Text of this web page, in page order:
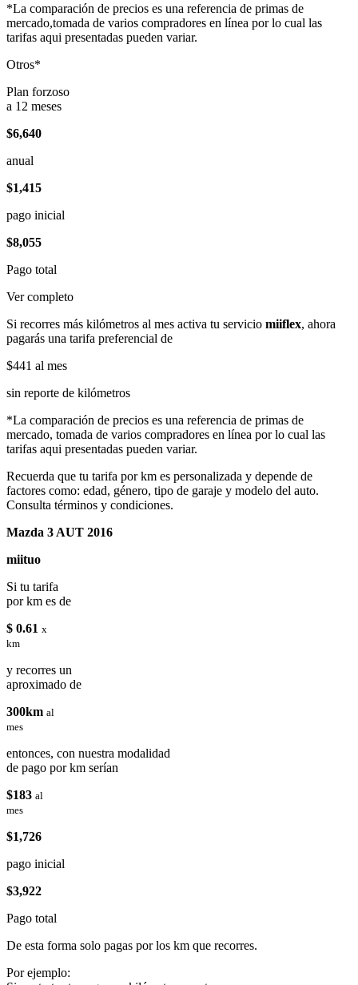
*La comparación de precios es una referencia de primas de
mercado,tomada de varios compradores en línea por lo cual las
tarifas aqui presentadas pueden variar.
Otros*
Plan forzoso
a 12 meses
$6,640
anual
$1,415
pago inicial
$8,055
Pago total
Ver completo
Si recorres más kilómetros al mes activa tu servicio miiflex, ahora
pagarás una tarifa preferencial de
$441 al mes
sin reporte de kilómetros
*La comparación de precios es una referencia de primas de
mercado, tomada de varios compradores en línea por lo cual las
tarifas aqui presentadas pueden variar.
Recuerda que tu tarifa por km es personalizada y depende de
factores como: edad, género, tipo de garaje y modelo del auto.
Consulta términos y condiciones.
Mazda 3 AUT 2016
miituo
Si tu tarifa
por km es de
$ 0.61 x
km
y recorres un
aproximado de
300km al
mes
entonces, con nuestra modalidad
de pago por km serían
$183 al
mes
$1,726
pago inicial
$3,922
Pago total
De esta forma solo pagas por los km que recorres.
Por ejemplo: